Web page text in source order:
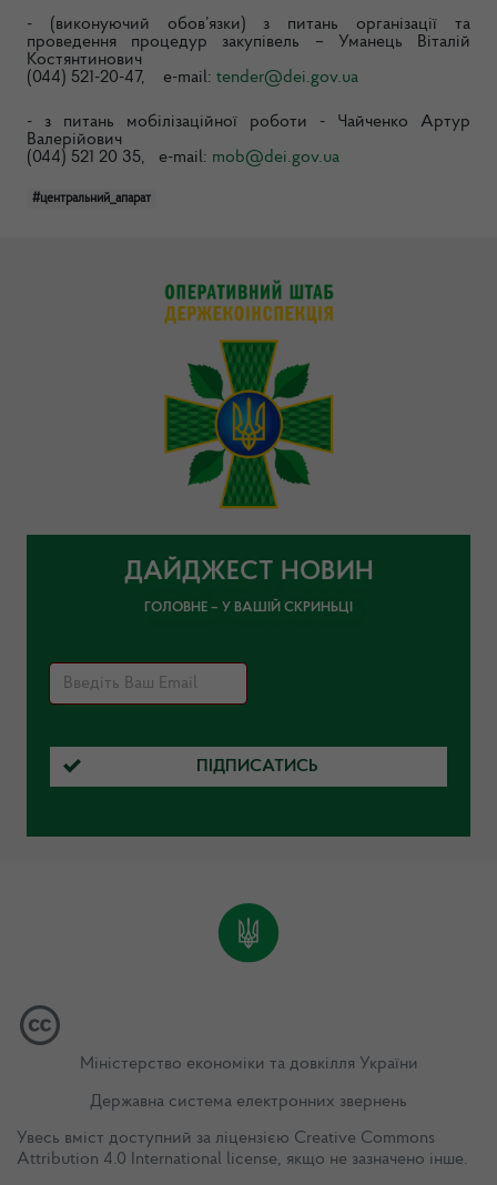
- (виконуючий обов’язки) з питань організації та
проведення процедур закупівель – Уманець Віталій
Костянтинович
(044) 521-20-47, e-mail: tender@dei.gov.ua
- з питань мобілізаційної роботи - Чайченко Артур
Валерійович
(044) 521 20 35, e-mail: mob@dei.gov.ua
#центральний_апарат
ДАЙДЖЕСТ НОВИН
ГОЛОВНЕ – У ВАШІЙ СКРИНЬЦІ
ПІДПИСАТИСЬ
Міністерство економіки та довкілля України
Державна система електронних звернень
Увесь вміст доступний за ліцензією Creative Commons
Attribution 4.0 International license, якщо не зазначено інше.